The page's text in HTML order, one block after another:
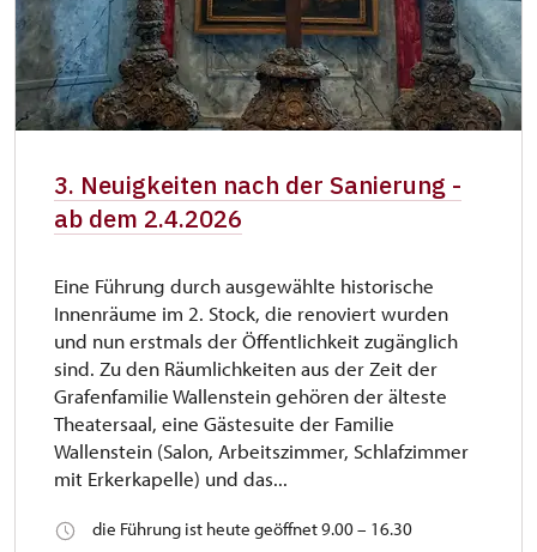
3. Neuigkeiten nach der Sanierung -
ab dem 2.4.2026
Eine Führung durch ausgewählte historische
Innenräume im 2. Stock, die renoviert wurden
und nun erstmals der Öffentlichkeit zugänglich
sind. Zu den Räumlichkeiten aus der Zeit der
Grafenfamilie Wallenstein gehören der älteste
Theatersaal, eine Gästesuite der Familie
Wallenstein (Salon, Arbeitszimmer, Schlafzimmer
mit Erkerkapelle) und das...
die Führung ist heute geöffnet 9.00 – 16.30